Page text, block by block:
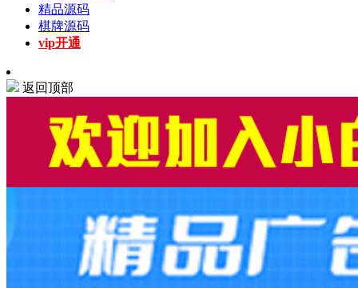
精品源码
棋牌源码
vip开通
返回顶部